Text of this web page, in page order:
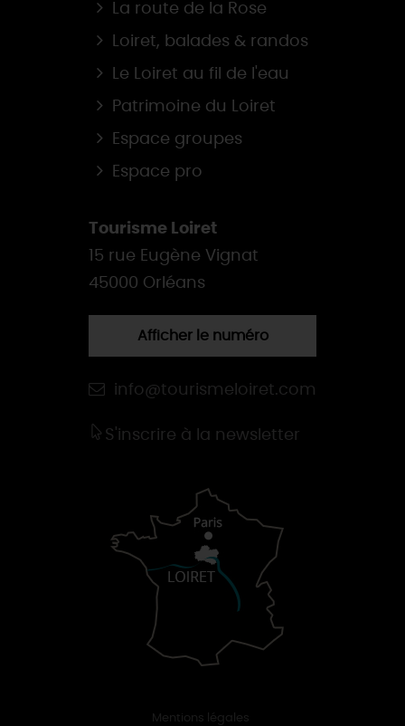
La route de la Rose
Loiret, balades & randos
Le Loiret au fil de l'eau
Patrimoine du Loiret
Espace groupes
Espace pro
Tourisme Loiret
15 rue Eugène Vignat
45000 Orléans
Afficher le numéro
info@tourismeloiret.com
S'inscrire à la newsletter
Mentions légales